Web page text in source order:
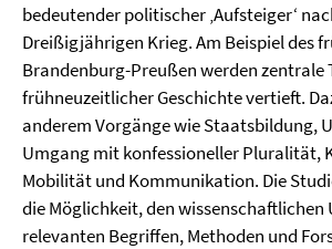
bedeutender politischer ‚Aufsteiger‘
Dreißigjährigen Krieg. Am Beispiel des
Brandenburg-Preußen werden zentrale
frühneuzeitlicher Geschichte vertieft.
anderem Vorgänge wie Staatsbildung,
Umgang mit konfessioneller Pluralität,
Mobilität und Kommunikation. Die
die Möglichkeit, den
relevanten Begriffen, Methoden und